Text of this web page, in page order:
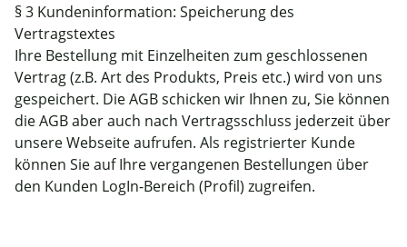
§ 3 Kundeninformation: Speicherung des
Vertragstextes
Ihre Bestellung mit Einzelheiten zum geschlossenen
Vertrag (z.B. Art des Produkts, Preis etc.) wird von uns
gespeichert. Die AGB schicken wir Ihnen zu, Sie können
die AGB aber auch nach Vertragsschluss jederzeit über
unsere Webseite aufrufen. Als registrierter Kunde
können Sie auf Ihre vergangenen Bestellungen über
den Kunden LogIn-Bereich (Profil) zugreifen.